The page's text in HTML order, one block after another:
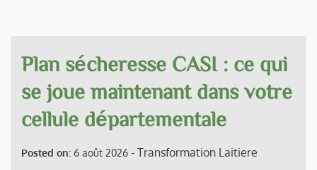
Plan sécheresse CASI : ce qui
se joue maintenant dans votre
cellule départementale
Posted on: 6 août 2026 - Transformation Laitiere